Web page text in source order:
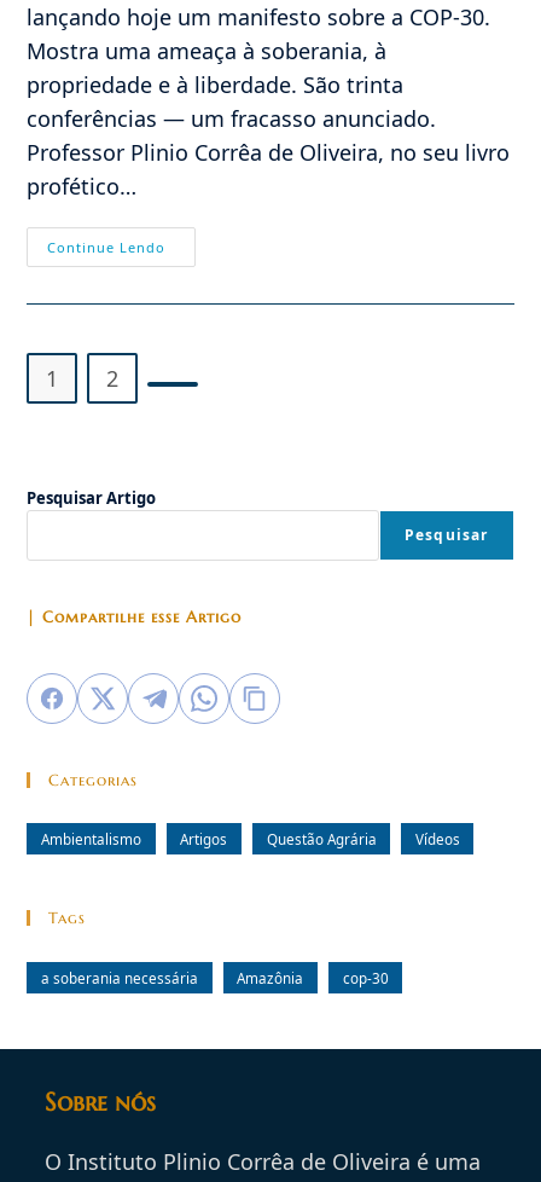
lançando hoje um manifesto sobre a COP-30.
Mostra uma ameaça à soberania, à
propriedade e à liberdade. São trinta
conferências — um fracasso anunciado.
Professor Plinio Corrêa de Oliveira, no seu livro
profético…
Continue Lendo
Do
1 2
Pesquisar Artigo
Pesquisar
| Compartilhe esse Artigo
Categorias
Ambientalismo Artigos Questão Agrária Vídeos
Tags
a soberania necessária Amazônia cop-30
Sobre nós
O Instituto Plinio Corrêa de Oliveira é uma